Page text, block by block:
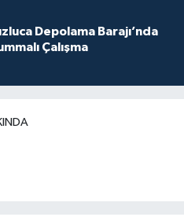
Depolama Barajı’nda
Çalışma